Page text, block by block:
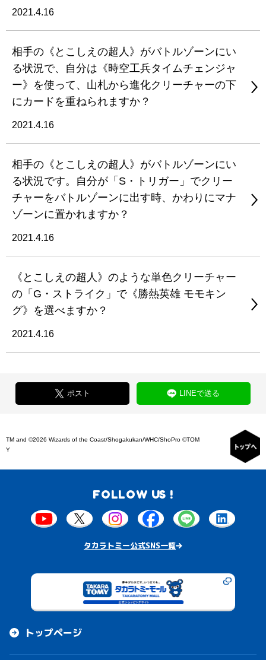
2021.4.16
相手の《とこしえの超人》がバトルゾーンにい
る状況で、自分は《時空工兵タイムチェンジャ
ー》を使って、山札から進化クリーチャーの下
にカードを重ねられますか？
2021.4.16
相手の《とこしえの超人》がバトルゾーンにい
る状況です。自分が「S・トリガー」でクリー
チャーをバトルゾーンに出す時、かわりにマナ
ゾーンに置かれますか？
2021.4.16
《とこしえの超人》のような単色クリーチャー
の「G・ストライク」で《勝熱英雄 モモキン
グ》を選べますか？
2021.4.16
ポスト LINEで送る
TM and ©2026 Wizards of the Coast/Shogakukan/WHC/ShoPro ©TOM
Y
FOLLOW US !
タカラトミー公式SNS一覧
トップページ